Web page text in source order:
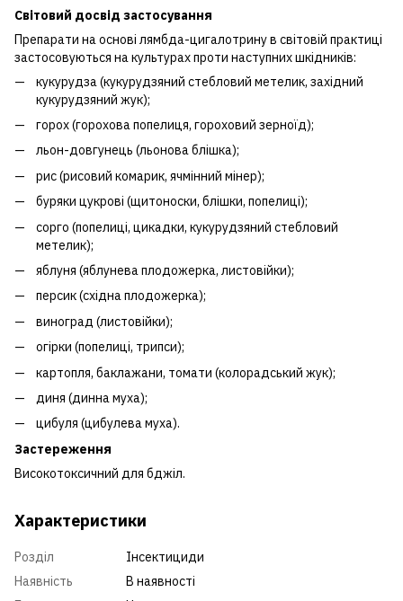
Світовий досвід застосування
Препарати на основі лямбда-цигалотрину в світовій практиці
застосовуються на культурах проти наступних шкідників:
кукурудза (кукурудзяний стебловий метелик, західний
кукурудзяний жук);
горох (горохова попелиця, гороховий зерноїд);
льон-довгунець (льонова блішка);
рис (рисовий комарик, ячмінний мінер);
буряки цукрові (щитоноски, блішки, попелиці);
сорго (попелиці, цикадки, кукурудзяний стебловий
метелик);
яблуня (яблунева плодожерка, листовійки);
персик (східна плодожерка);
виноград (листовійки);
огірки (попелиці, трипси);
картопля, баклажани, томати (колорадський жук);
диня (динна муха);
цибуля (цибулева муха).
Застереження
Високотоксичний для бджіл.
Характеристики
Розділ
Інсектициди
Наявність
В наявності